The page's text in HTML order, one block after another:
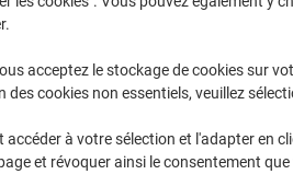
Informations de
Spécifications clés
Boîtier
acceptez le stockage de cookies sur
cookies non essentiels, veuillez
à votre sélection et l'adapter en
et révoquer ainsi le consentement